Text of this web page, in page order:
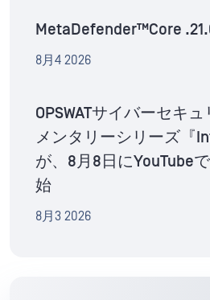
MetaDefender™Core
8月4 2026
OPSWATサイバーセキ
メンタリーシリーズ『
が、8月8日にYouTube
始
8月3 2026